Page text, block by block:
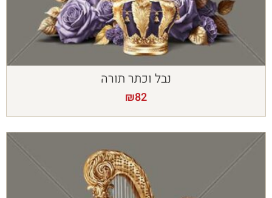
נבל וכתר תורה
₪82